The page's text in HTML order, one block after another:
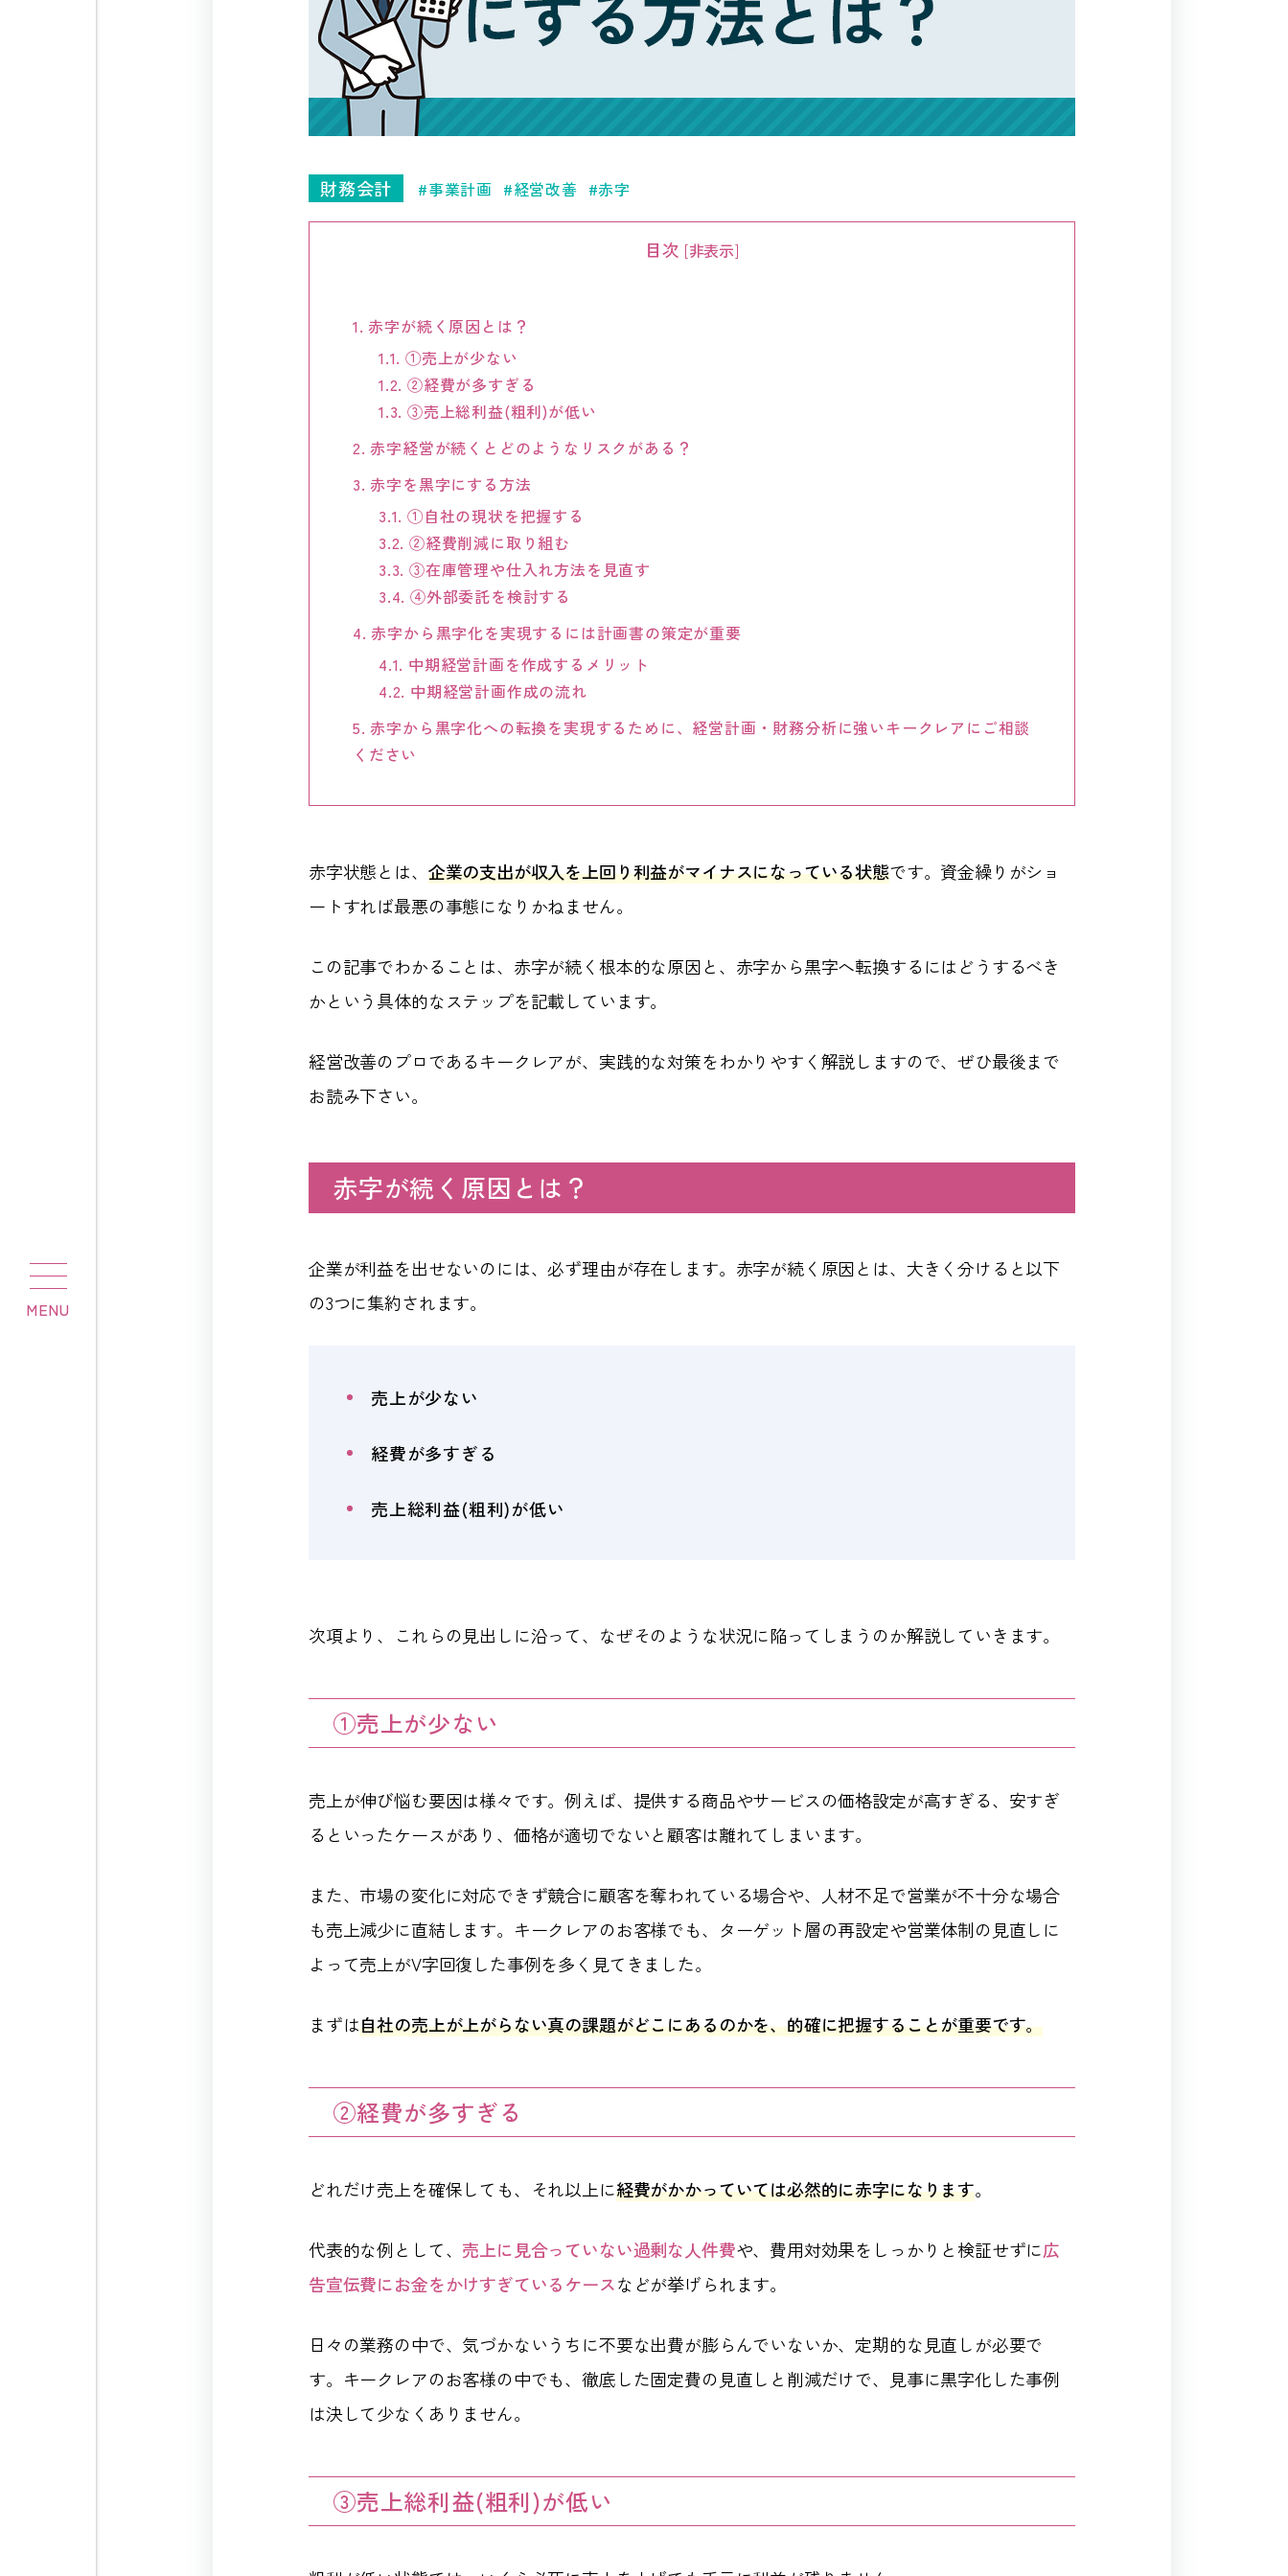
MENU
財務会計 事業計画 経営改善 赤字
目次 [非表示]
1. 赤字が続く原因とは？
1.1. ①売上が少ない
1.2. ②経費が多すぎる
1.3. ③売上総利益(粗利)が低い
2. 赤字経営が続くとどのようなリスクがある？
3. 赤字を黒字にする方法
3.1. ①自社の現状を把握する
3.2. ②経費削減に取り組む
3.3. ③在庫管理や仕入れ方法を見直す
3.4. ④外部委託を検討する
4. 赤字から黒字化を実現するには計画書の策定が重要
4.1. 中期経営計画を作成するメリット
4.2. 中期経営計画作成の流れ
5. 赤字から黒字化への転換を実現するために、経営計画・財務分析に強いキークレアにご相談
ください
赤字状態とは、 企業の支出が収入を上回り利益がマイナスになっている状態です。資金繰りがショ
ートすれば最悪の事態になりかねません。
この記事でわかることは、赤字が続く根本的な原因と、赤字から黒字へ転換するにはどうするべき
かという具体的なステップを記載しています。
経営改善のプロであるキークレアが、実践的な対策をわかりやすく解説しますので、ぜひ最後まで
お読み下さい。
赤字が続く原因とは？
企業が利益を出せないのには、必ず理由が存在します。赤字が続く原因とは、大きく分けると以下
の3つに集約されます。
売上が少ない
経費が多すぎる
売上総利益(粗利)が低い
次項より、これらの見出しに沿って、なぜそのような状況に陥ってしまうのか解説していきます。
①売上が少ない
売上が伸び悩む要因は様々です。例えば、提供する商品やサービスの価格設定が高すぎる、安すぎ
るといったケースがあり、価格が適切でないと顧客は離れてしまいます。
また、市場の変化に対応できず競合に顧客を奪われている場合や、人材不足で営業が不十分な場合
も売上減少に直結します。キークレアのお客様でも、ターゲット層の再設定や営業体制の見直しに
よって売上がV字回復した事例を多く見てきました。
まずは自社の売上が上がらない真の課題がどこにあるのかを、的確に把握することが重要です。
②経費が多すぎる
どれだけ売上を確保しても、それ以上に経費がかかっていては必然的に赤字になります。
代表的な例として、 売上に見合っていない過剰な人件費や、費用対効果をしっかりと検証せずに広
告宣伝費にお金をかけすぎているケースなどが挙げられます。
日々の業務の中で、気づかないうちに不要な出費が膨らんでいないか、定期的な見直しが必要で
す。キークレアのお客様の中でも、徹底した固定費の見直しと削減だけで、見事に黒字化した事例
は決して少なくありません。
③売上総利益(粗利)が低い